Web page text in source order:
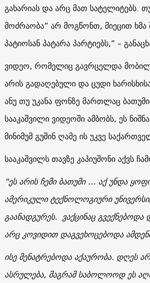
გახარიას და არც მათ სატელიტებს.
მოძრაობა” არ მოგწონთ, მიეცით ხმა
პატიოსან პატარა პარტიებს,” –
ვიდეო, რომელიც გავრცელდა
არის გადაღებული და ცუდი
ანუ თუ უკანა ფონზე მართლაც
სააკაშვილი ვიდეოში ამბობს, ეს
მინიმუმ გუშინ ღამე ის უკვე
სააკაშვილს თავზე კაპიუშონი აქვს
“ეს არის ჩემი ბათუმი … აქ უნდა
ამერიკული ტექნოლოგიური
გაანადგურეს. ვაქცინაც გვექნებოდა
არც კოვიდით დაგვეხოცებოდა
ისე მენატრებოდა აქაურობა. დღეს
ასრულება, მაგრამ საბოლოოდ ეს